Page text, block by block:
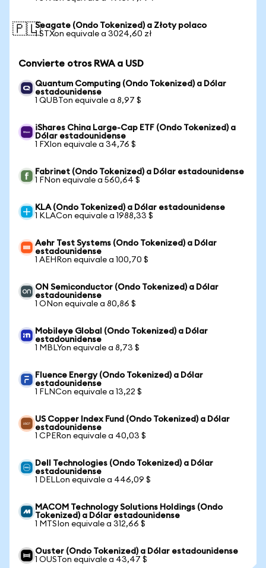
🇵🇱Seagate (Ondo Tokenized) a Złoty polaco
1 STXon equivale a 3024,60 zł
Convierte otros RWA a USD
Quantum Computing (Ondo Tokenized) a Dólar
estadounidense
1 QUBTon equivale a 8,97 $
iShares China Large-Cap ETF (Ondo Tokenized) a
Dólar estadounidense
1 FXIon equivale a 34,76 $
Fabrinet (Ondo Tokenized) a Dólar estadounidense
1 FNon equivale a 560,64 $
KLA (Ondo Tokenized) a Dólar estadounidense
1 KLACon equivale a 1988,33 $
Aehr Test Systems (Ondo Tokenized) a Dólar
estadounidense
1 AEHRon equivale a 100,70 $
ON Semiconductor (Ondo Tokenized) a Dólar
estadounidense
1 ONon equivale a 80,86 $
Mobileye Global (Ondo Tokenized) a Dólar
estadounidense
1 MBLYon equivale a 8,73 $
Fluence Energy (Ondo Tokenized) a Dólar
estadounidense
1 FLNCon equivale a 13,22 $
US Copper Index Fund (Ondo Tokenized) a Dólar
estadounidense
1 CPERon equivale a 40,03 $
Dell Technologies (Ondo Tokenized) a Dólar
estadounidense
1 DELLon equivale a 446,09 $
MACOM Technology Solutions Holdings (Ondo
Tokenized) a Dólar estadounidense
1 MTSIon equivale a 312,66 $
Ouster (Ondo Tokenized) a Dólar estadounidense
1 OUSTon equivale a 43,47 $